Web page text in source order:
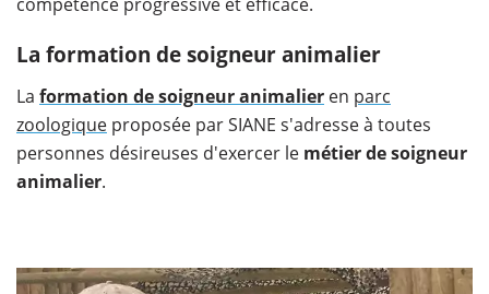
La formation de soigneur animalier
La formation de soigneur animalier en parc
zoologique proposée par SIANE s'adresse à toutes
personnes désireuses d'exercer le métier de soigneur
animalier.